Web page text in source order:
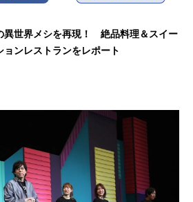
異世界メシを再現！ 絶品料理＆スイー
ンレストランをレポート